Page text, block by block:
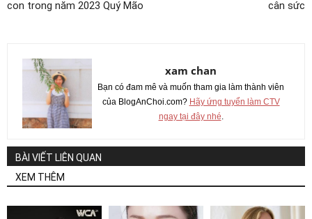
con trong năm 2023 Quý Mão
cân sức
xam chan
Bạn có đam mê và muốn tham gia làm thành viên
của BlogAnChoi.com? Hãy ứng tuyển làm CTV
ngay tại đây nhé.
BÀI VIẾT LIÊN QUAN
XEM THÊM